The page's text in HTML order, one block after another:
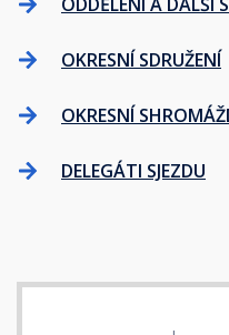
OKRESNÍ SDRUŽENÍ
OKRESNÍ
DELEGÁTI SJEZDU